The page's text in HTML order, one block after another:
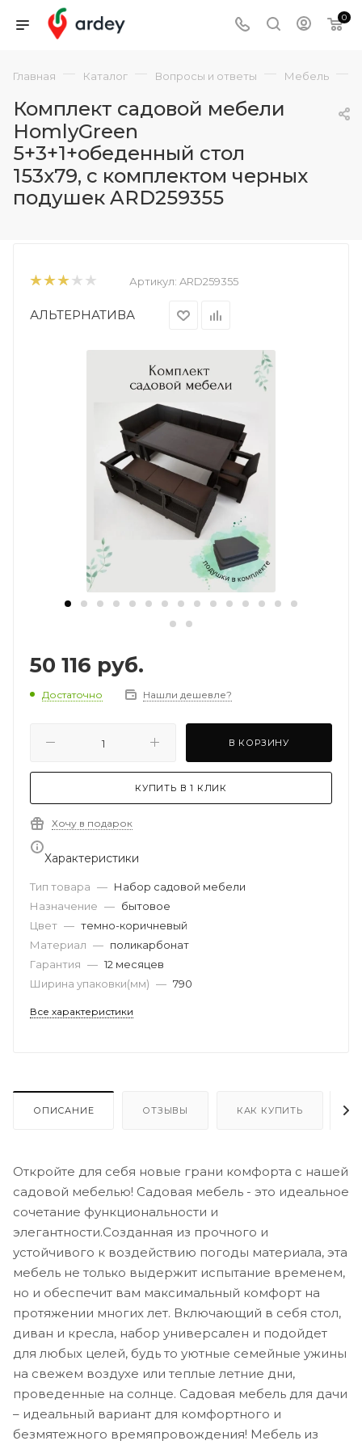
0
Главная — Каталог — Вопросы и ответы — Мебель —
Комплект садовой мебели
HomlyGreen
5+3+1+обеденный стол
153х79, с комплектом черных
подушек ARD259355
Артикул: ARD259355
АЛЬТЕРНАТИВА
50 116 руб.
Достаточно Нашли дешевле?
В КОРЗИНУ
КУПИТЬ В 1 КЛИК
Хочу в подарок
Характеристики
Тип товара — Набор садовой мебели
Назначение — бытовое
Цвет — темно-коричневый
Материал — поликарбонат
Гарантия — 12 месяцев
Ширина упаковки(мм) — 790
Все характеристики
ОПИСАНИЕ ОТЗЫВЫ КАК КУПИТЬ
Откройте для себя новые грани комфорта с нашей
садовой мебелью! Садовая мебель - это идеальное
сочетание функциональности и
элегантности.Созданная из прочного и
устойчивого к воздействию погоды материала, эта
мебель не только выдержит испытание временем,
но и обеспечит вам максимальный комфорт на
протяжении многих лет. Включающий в себя стол,
диван и кресла, набор универсален и подойдет
для любых целей, будь то уютные семейные ужины
на свежем воздухе или теплые летние дни,
проведенные на солнце. Садовая мебель для дачи
– идеальный вариант для комфортного и
безмятежного времяпровождения! Мебель из